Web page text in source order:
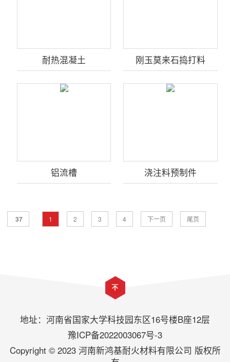
耐热混凝土 刚玉莫来石捣打料
铝流槽 浇注料预制件
37 1 2 3 4 下一页 尾页
地址：河南省国家大学科技园东区16号楼B座12层
豫ICP备2022003067号-3
Copyright © 2023 河南新鸿基耐火材料有限公司 版权所